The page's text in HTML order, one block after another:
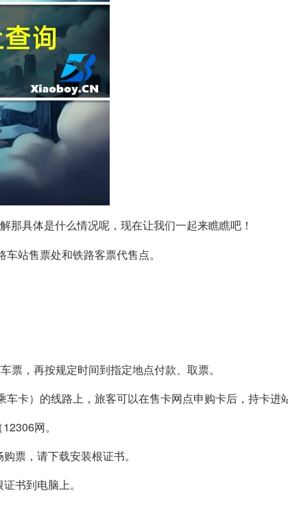
那具体是什么情况呢，现在让我们一起来瞧瞧吧！
站售票处和铁路客票代售点。
，再按规定时间到指定地点付款、取票。
卡）的线路上，旅客可以在售卡网点申购卡后，持卡进
网。
票，请下载安装根证书。
书到电脑上。